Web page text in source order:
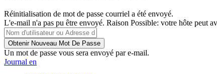
Réinitialisation de mot de passe courriel a été envoyé.
L'e-mail n'a pas pu être envoyé. Raison Possible: votre hôte peut
Un mot de passe vous sera envoyé par e-mail.
Journal en